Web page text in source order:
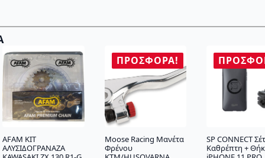
AFAM KIT
ΑΛΥΣΙΔΟΓΡΑΝΑΖΑ
ΠΡΟΣΦΟΡΆ!
Moose Racing Μανέτα
Φρένου
SP CONNECT
Καθρέπτη +